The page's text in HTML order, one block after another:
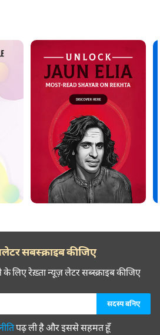
सबस्क्राइब कीजिए
के लिए रेख़्ता न्यूज़ लेटर सब्स्क्राइब कीजिए
पढ़ ली है और इससे सहमत हूँ